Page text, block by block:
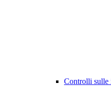
Controlli sulle